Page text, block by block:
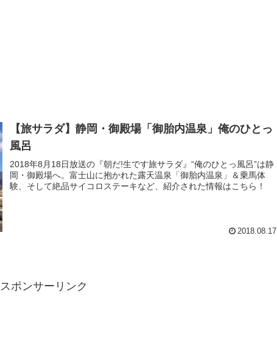
【旅サラダ】静岡・御殿場「御胎内温泉」俺のひとっ
風呂
2018年8月18日放送の『朝だ!生です旅サラダ』“俺のひとっ風呂”は静
岡・御殿場へ。富士山に抱かれた露天温泉「御胎内温泉」＆乗馬体
験、そして絶品サイコロステーキなど、紹介された情報はこちら！
2018.08.17
スポンサーリンク